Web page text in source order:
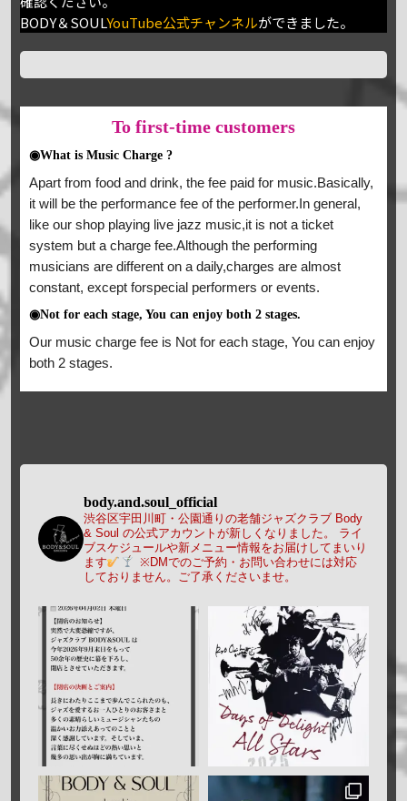
BODY＆SOULYouTube公式チャンネルができました。
To first-time customers
◉What is Music Charge ?
Apart from food and drink, the fee paid for music.Basically,
it will be the performance fee of the performer.In general,
like our shop playing live jazz music,it is not a ticket
system but a charge fee.Although the performing
musicians are different on a daily,charges are almost
constant, except forspecial performers or events.
◉Not for each stage, You can enjoy both 2 stages.
Our music charge fee is Not for each stage, You can enjoy
both 2 stages.
body.and.soul_official
渋谷区宇田川町・公園通りの老舗ジャズクラブ Body
& Soul の公式アカウントが新しくなりました。
ライ
ブスケジュールや新メニュー情報をお届けしてまいり
ます
※DMでのご予約・お問い合わせには対応
しておりません。ご了承くださいませ。